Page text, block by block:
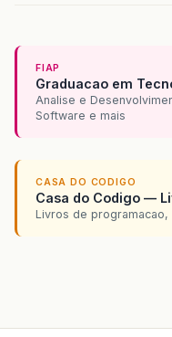
FIAP
Graduacao em
Analise e
Software e mais
CASA DO CODIGO
Casa do Codigo —
Livros de